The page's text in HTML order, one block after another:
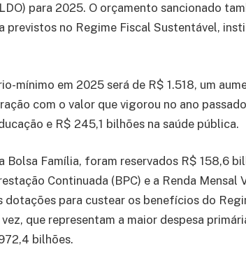
para 2025. O orçamento sancionado
previstos no Regime Fiscal Sustentável,
mínimo em 2025 será de R$ 1.518, um
com o valor que vigorou no ano
e R$ 245,1 bilhões na saúde pública.
Bolsa Família, foram reservados R$ 158,6
Continuada (BPC) e a Renda
dotações para custear os benefícios do
vez, que representam a maior despesa
bilhões.